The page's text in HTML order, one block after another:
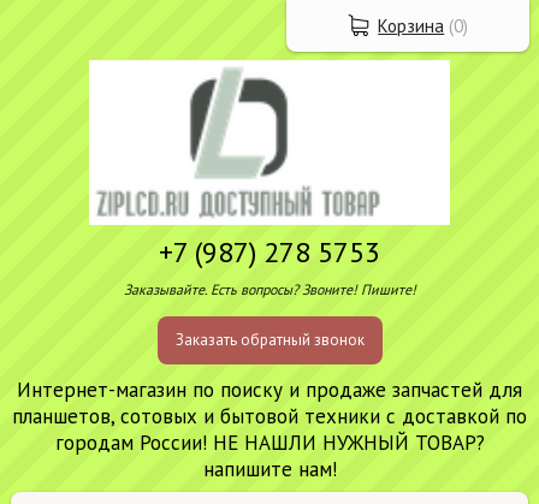
+7 (987) 278 5753
Заказывайте. Есть вопросы? Звоните! Пишите!
Заказать обратный звонок
Интернет-магазин по поиску и продаже запчастей для
планшетов, сотовых и бытовой техники с доставкой по
городам России! НЕ НАШЛИ НУЖНЫЙ ТОВАР?
напишите нам!
Корзина (0)